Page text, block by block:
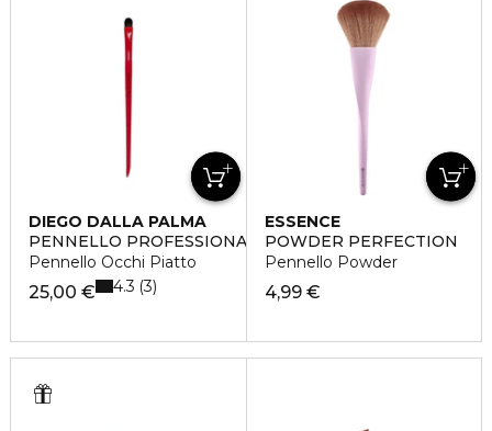
DIEGO DALLA PALMA
PENNELLO PROFESSIONALE
Pennello Occhi Piatto
25,00 € 4.3 3
ESSENCE
POWDER PERFECTION
Pennello Powder
4,99 €